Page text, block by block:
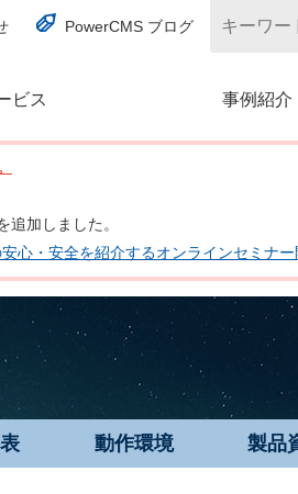
PowerCMS ブログ
ビス 事例紹介
(別ウィンドウで開く)
追加しました。
心・安全を紹介するオンラインセミナー
動作環境 製品